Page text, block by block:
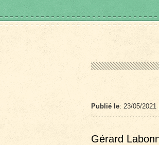
Publié le: 23/05/2021 |
Gérard